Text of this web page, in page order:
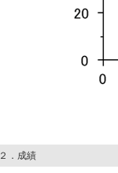
２．成績